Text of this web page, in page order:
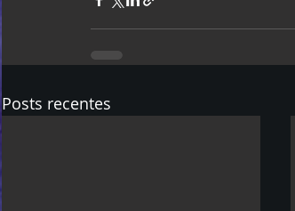
Posts recentes